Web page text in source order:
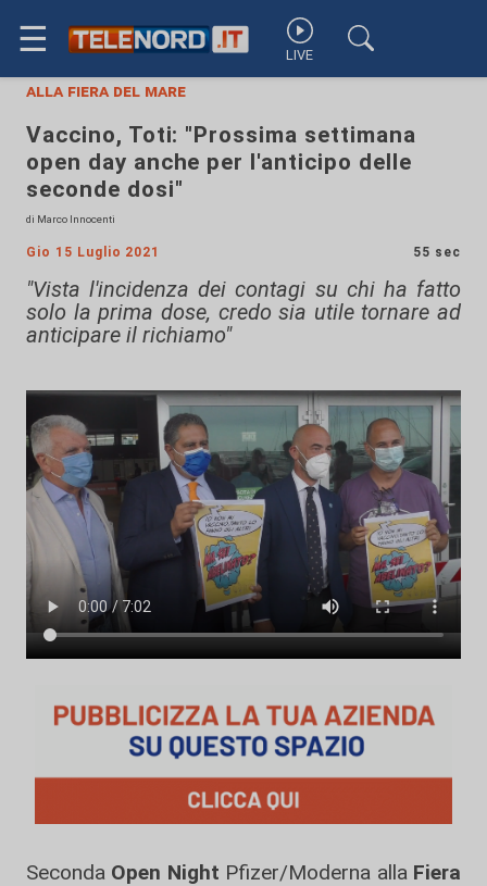
☰ LIVE
alla fiera del mare
Vaccino, Toti: "Prossima settimana
open day anche per l'anticipo delle
seconde dosi"
di Marco Innocenti
Gio 15 Luglio 2021 55 sec
"Vista l'incidenza dei contagi su chi ha fatto
solo la prima dose, credo sia utile tornare ad
anticipare il richiamo"
Seconda Open Night Pfizer/Moderna alla Fiera